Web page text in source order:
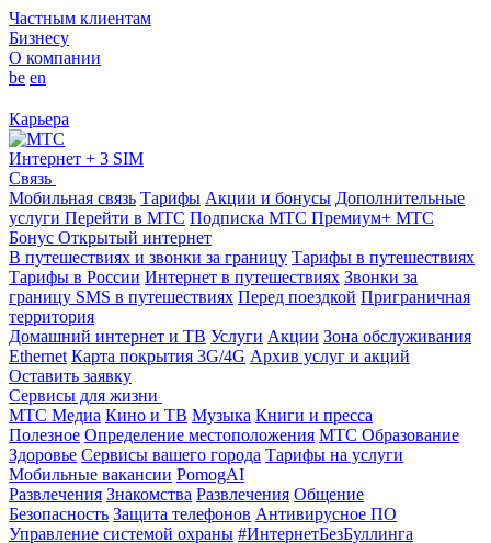
Частным клиентам
Бизнесу
О компании
be en
Карьера
Интернет + 3 SIM
Связь
Мобильная связь Тарифы Акции и бонусы Дополнительные
услуги Перейти в МТС Подписка МТС Премиум+ МТС
Бонус Открытый интернет
В путешествиях и звонки за границу Тарифы в путешествиях
Тарифы в России Интернет в путешествиях Звонки за
границу SMS в путешествиях Перед поездкой Приграничная
территория
Домашний интернет и ТВ Услуги Акции Зона обслуживания
Ethernet Карта покрытия 3G/4G Архив услуг и акций
Оставить заявку
Сервисы для жизни
МТС Медиа Кино и ТВ Музыка Книги и пресса
Полезное Определение местоположения МТС Образование
Здоровье Сервисы вашего города Тарифы на услуги
Мобильные вакансии PomogAI
Развлечения Знакомства Развлечения Общение
Безопасность Защита телефонов Антивирусное ПО
Управление системой охраны #ИнтернетБезБуллинга